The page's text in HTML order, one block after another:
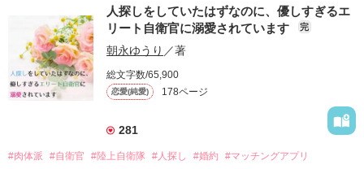
を含む
詳しく検索
タイトル キーワード 作家名 表紙コメント
人探しをしていたはずなのに、優しすぎるエ
リート自衛官に溺愛されています
完
朝永ゆうり ／著
総文字数/65,900
恋愛(純愛) 178ページ
281
#肉体派 #自衛官 #陸上自衛隊 #人探し #婚約
#マッチングアプリ